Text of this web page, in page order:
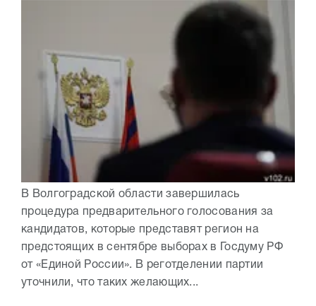
В Волгоградской области завершилась
процедура предварительного голосования за
кандидатов, которые представят регион на
предстоящих в сентябре выборах в Госдуму РФ
от «Единой России». В реготделении партии
уточнили, что таких желающих...